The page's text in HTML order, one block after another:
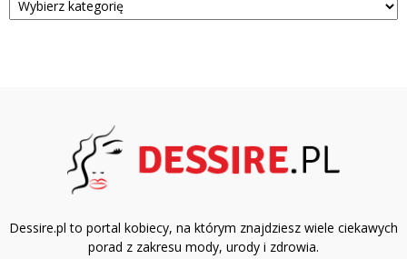
Dessire.pl to portal kobiecy, na którym znajdziesz wiele ciekawych
porad z zakresu mody, urody i zdrowia.